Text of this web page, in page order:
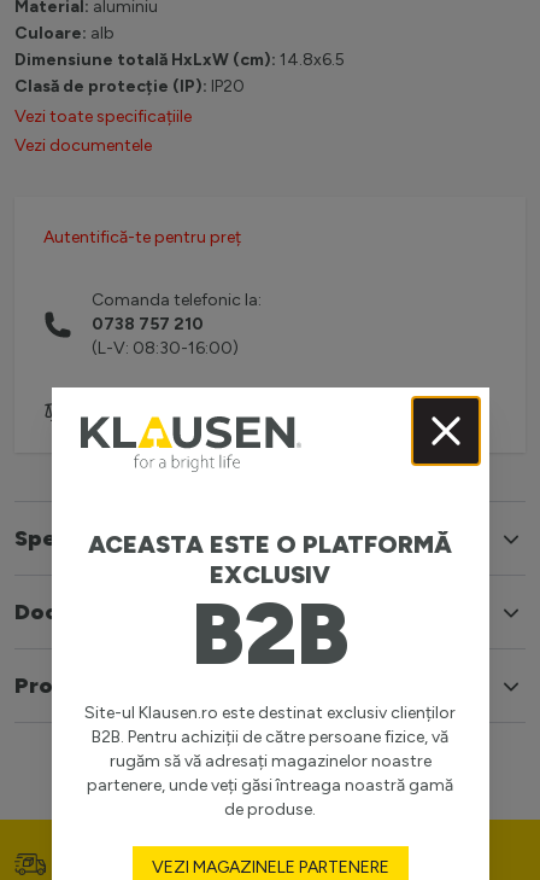
Material: aluminiu
Culoare: alb
Dimensiune totală HxLxW (cm): 14.8x6.5
Clasă de protecție (IP): IP20
Vezi toate specificațiile
Vezi documentele
Autentifică-te pentru preț
Comanda telefonic la:
0738 757 210
(L-V: 08:30-16:00)
Specificatii
Documente
Produse similare
ACEASTA ESTE O PLATFORMĂ
EXCLUSIV
B2B
Site-ul Klausen.ro este destinat exclusiv clienților
B2B. Pentru achiziții de către persoane fizice, vă
rugăm să vă adresați magazinelor noastre
partenere, unde veți găsi întreaga noastră gamă
de produse.
VEZI MAGAZINELE PARTENERE
Prețuri competitive